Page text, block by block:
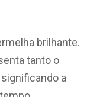
brilhante.
tanto o
a